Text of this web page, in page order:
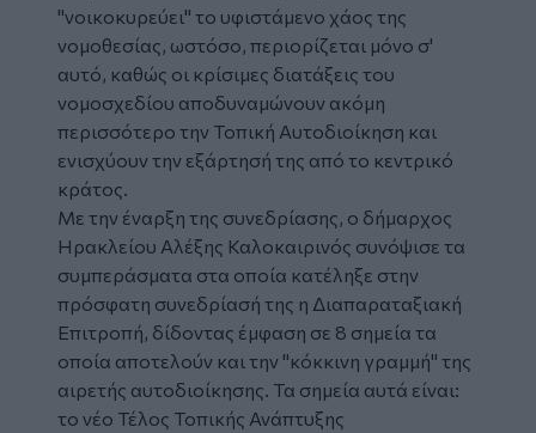
"νοικοκυρεύει" το υφιστάμενο χάος της
νομοθεσίας, ωστόσο, περιορίζεται μόνο σ'
αυτό, καθώς οι κρίσιμες διατάξεις του
νομοσχεδίου αποδυναμώνουν ακόμη
περισσότερο την Τοπική Αυτοδιοίκηση και
ενισχύουν την εξάρτησή της από το κεντρικό
κράτος.
Με την έναρξη της συνεδρίασης, ο δήμαρχος
Ηρακλείου Αλέξης Καλοκαιρινός συνόψισε τα
συμπεράσματα στα οποία κατέληξε στην
πρόσφατη συνεδρίασή της η Διαπαραταξιακή
Επιτροπή, δίδοντας έμφαση σε 8 σημεία τα
οποία αποτελούν και την "κόκκινη γραμμή" της
αιρετής αυτοδιοίκησης. Τα σημεία αυτά είναι:
το νέο Τέλος Τοπικής Ανάπτυξης